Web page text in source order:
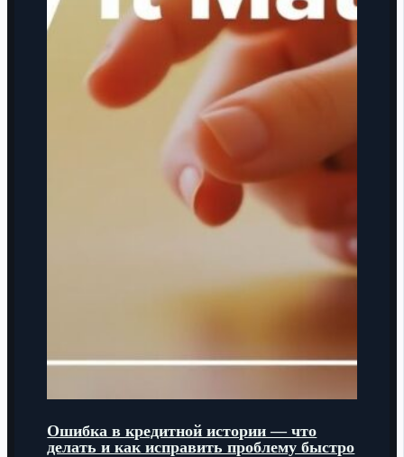
Ошибка в кредитной истории — что
делать и как исправить проблему быстро